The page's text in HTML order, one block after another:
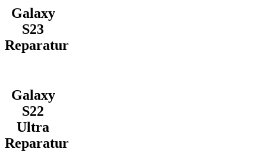
Galaxy
S23
Reparatur
Galaxy
S22
Ultra
Reparatur